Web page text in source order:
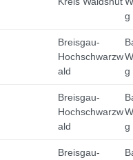
g
Breisgau-
Hochschwarzw
ald
g
Breisgau-
Hochschwarzw
ald
g
Breisgau-